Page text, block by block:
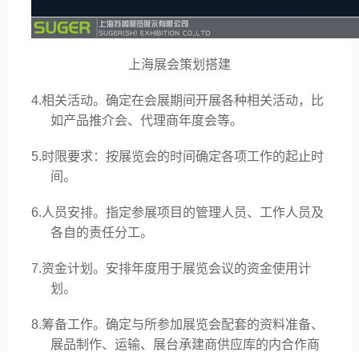
上海展会策划搭建
4.相关活动。确定在会展期间开展各种相关活动，比
如产品推介会、代理商年度会等。
5.时限要求：按展览会的时间确定各项工作的起止时
间。
6.人员安排。指定参展项目的管理人员、工作人员及
各自的责任分工。
7.资金计划。安排年度用于展览会议的资金使用计
划。
8.筹备工作。确定与所参加展览会配套的资料准备、
展品制作、运输、展台承建商供应库的内合作商